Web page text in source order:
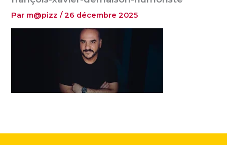
Par m@pizz/26 décembre 2025